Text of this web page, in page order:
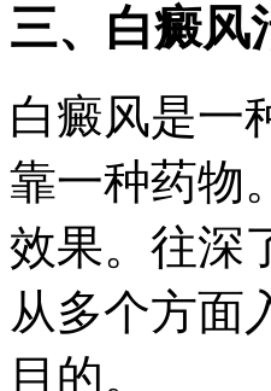
三、白癜风
白癜风是一
靠一种药物
效果。往深
从多个方面
目的。